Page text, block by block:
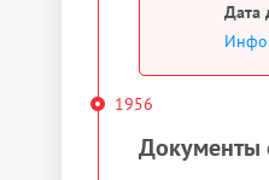
Дата
1956
Документы